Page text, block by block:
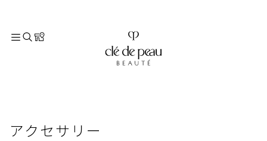
アクセサリー